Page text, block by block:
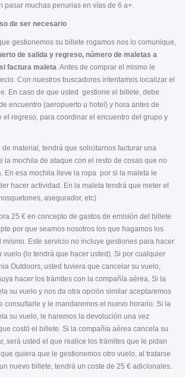
pasar muchas penurias en vías de 6 a+.
de ser necesario
gestionemos su billete rogamos nos lo comunique,
de salida y regreso, número de maletas a
factura maleta. Antes de comprar el mismo le
Con nuestros buscadores intentamos localizar el
En caso de que usted gestione el billete, debe
encuentro (aeropuerto u hotel) y hora antes de
el regreso, para coordinar el encuentro del grupo y
de material, tendrá que solicitarnos facturar una
la mochila de ataque con el resto de cosas que no
En esa mochila lleve la ropa por si la maleta le
hacer actividad. En la maleta tendrá que meter el
asegurador, etc)
25 € en concepto de gastos de emisión del billete
por que seamos nosotros los que hagamos los
mismo. Este servicio no incluye gestiones para hacer
vuelo (lo tendrá que hacer usted). Si por cualquier
Outdoors, usted tuviera que cancelar su vuelo,
hacer los trámites con la compañía aérea. Si la
su vuelo y nos da otra opción similar aceptaremos
consultarle y le mandaremos el nuevo horario. Si la
su vuelo, le haremos la devolución una vez
costó el billete. Si la compañía aérea cancela su
será usted el que realice los trámites que le pidan
quiera que le gestionemos otro vuelo, al tratarse
nuevo billete, tendrá un coste de 25 € adicionales.